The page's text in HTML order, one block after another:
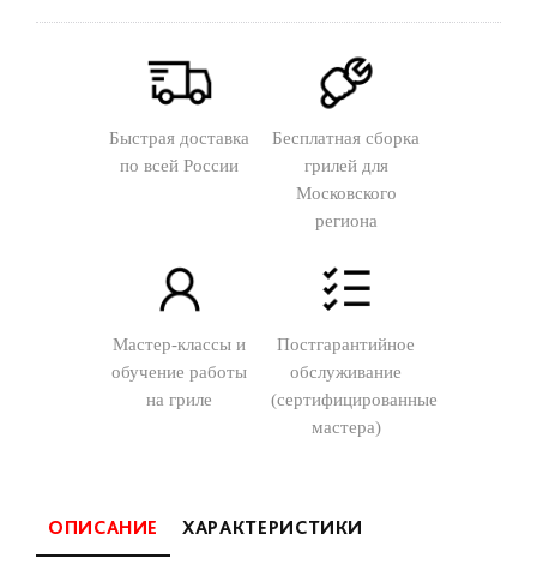
Быстрая доставка
по всей России
Бесплатная сборка
грилей для
Московского
региона
Мастер-классы и
обучение работы
на гриле
Постгарантийное
обслуживание
(сертифицированные
мастера)
ОПИСАНИЕ ХАРАКТЕРИСТИКИ